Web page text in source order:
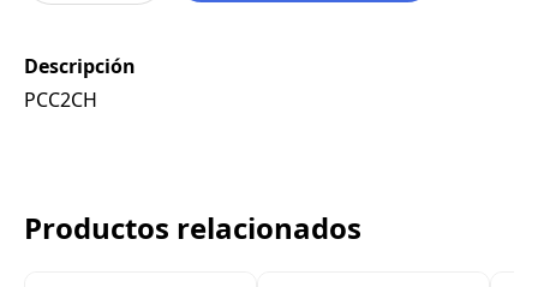
Descripción
PCC2CH
Productos relacionados